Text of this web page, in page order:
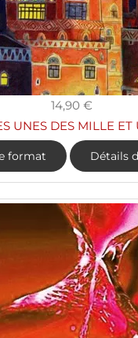
14,90 €
UNES DES MILLE ET
format Détails